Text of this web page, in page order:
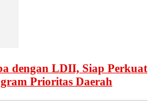
dengan LDII, Siap Perkuat
Prioritas Daerah